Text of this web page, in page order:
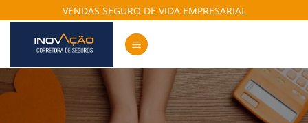
to
content
VENDAS SEGURO DE VIDA EMPRESARIAL